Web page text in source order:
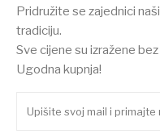
Pridružite se zajednici
tradiciju.
Sve cijene su izražene
Ugodna kupnja!